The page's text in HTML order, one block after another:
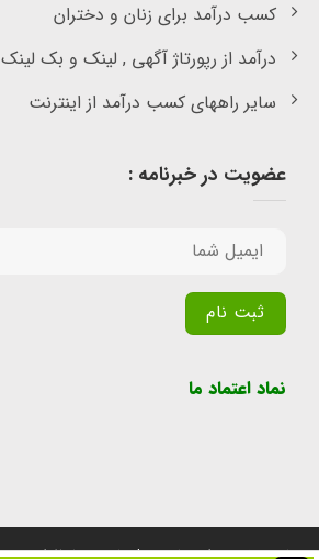
کسب درآمد برای زنان و دختران
درآمد از رپورتاژ آگهی , لینک و بک لینک
سایر راههای کسب درآمد از اینترنت
عضویت در خبرنامه :
نماد اعتماد ما